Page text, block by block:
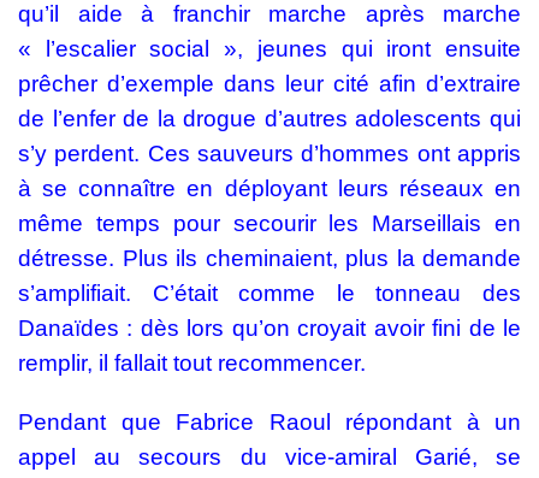
qu’il aide à franchir marche après marche
« l’escalier social », jeunes qui iront ensuite
prêcher d’exemple dans leur cité afin d’extraire
de l’enfer de la drogue d’autres adolescents qui
s’y perdent. Ces sauveurs d’hommes ont appris
à se connaître en déployant leurs réseaux en
même temps pour secourir les Marseillais en
détresse. Plus ils cheminaient, plus la demande
s’amplifiait. C’était comme le tonneau des
Danaïdes : dès lors qu’on croyait avoir fini de le
remplir, il fallait tout recommencer.
Pendant que Fabrice Raoul répondant à un
appel au secours du vice-amiral Garié, se